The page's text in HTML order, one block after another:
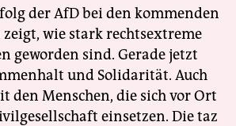
der AfD bei den kommenden
wie stark rechtsextreme
geworden sind. Gerade jetzt
und Solidarität. Auch
den Menschen, die sich vor Ort
einsetzen. Die taz